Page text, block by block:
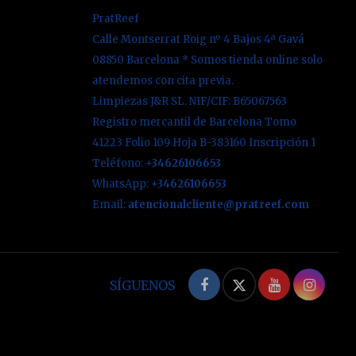
PratReef
Calle Montserrat Roig nº 4 Bajos 4ª Gavá
08850 Barcelona * Somos tienda online solo
atendemos con cita previa.
Limpiezas J&R SL. NIF/CIF: B65067563
Registro mercantil de Barcelona Tomo
41223 Folio 109 Hoja B-383160 Inscripción 1
Teléfono: +34626106653
WhatsApp: +34626106653
Email: atencionalcliente@pratreef.com
FacebookTwitterYouTube
SÍGUENOS